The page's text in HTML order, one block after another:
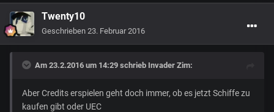
Twenty10
Geschrieben 23. Februar 2016
Am 23.2.2016 um 14:29 schrieb Invader Zim:
Aber Credits erspielen geht doch immer, ob es jetzt Schiffe zu
kaufen gibt oder UEC